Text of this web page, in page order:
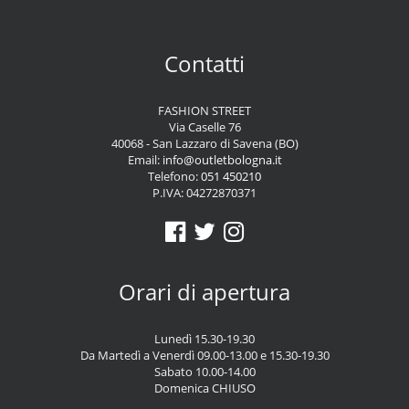
Contatti
FASHION STREET
Via Caselle 76
40068 - San Lazzaro di Savena (BO)
Email: info@outletbologna.it
Telefono:051 450210
P.IVA: 04272870371
Orari di apertura
Lunedì 15.30-19.30
Da Martedì a Venerdì 09.00-13.00 e 15.30-19.30
Sabato 10.00-14.00
Domenica CHIUSO